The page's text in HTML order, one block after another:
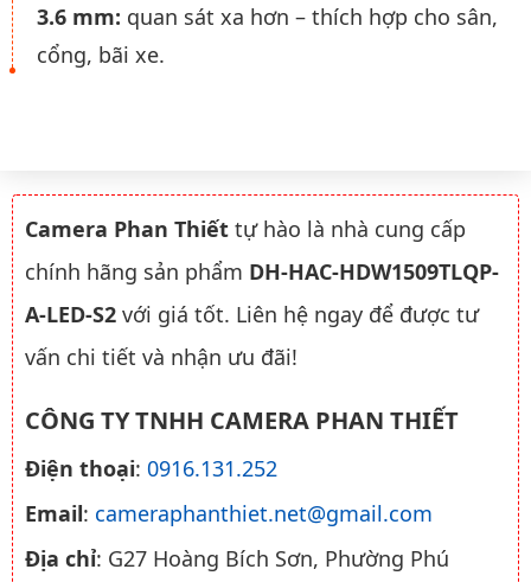
3.6 mm: quan sát xa hơn – thích hợp cho sân,
cổng, bãi xe.
Camera Phan Thiết tự hào là nhà cung cấp
chính hãng sản phẩm DH-HAC-HDW1509TLQP-
A-LED-S2 với giá tốt. Liên hệ ngay để được tư
vấn chi tiết và nhận ưu đãi!
CÔNG TY TNHH CAMERA PHAN THIẾT
Điện thoại: 0916.131.252
Email: cameraphanthiet.net@gmail.com
Địa chỉ: G27 Hoàng Bích Sơn, Phường Phú